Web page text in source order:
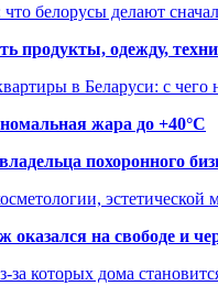
белорусы делают
продукты, одежду,
в Беларуси: с чего
жара до +40°C
похоронного
оказался на свободе и
которых дома